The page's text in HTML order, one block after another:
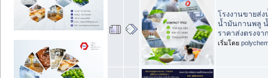
โรงงานขายส่
น้ำมันกานพลู
ราคาส่งตรงจา
เริ่มโดย